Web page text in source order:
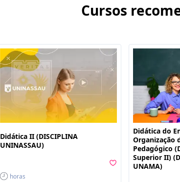
Cursos
Didática II (DISCIPLINA
UNINASSAU)
horas
Didática do
Organização
Pedagógico
Superior II)
UNAMA)